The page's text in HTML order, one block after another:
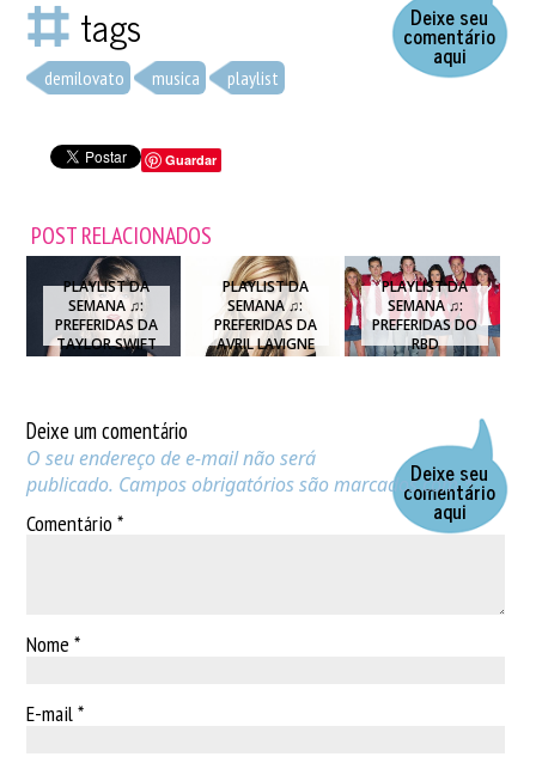
Deixe seu
comentário
aqui
tags
demilovato musica playlist
Guardar
POST RELACIONADOS
PLAYLIST DA
SEMANA ♫:
PREFERIDAS DA
TAYLOR SWIFT
PLAYLIST DA
SEMANA ♫:
PREFERIDAS DA
AVRIL LAVIGNE
PLAYLIST DA
SEMANA ♫:
PREFERIDAS DO
RBD
Deixe seu
comentário
aqui
Deixe um comentário
O seu endereço de e-mail não será
publicado. Campos obrigatórios são marcados com*
Comentário*
Nome*
E-mail*